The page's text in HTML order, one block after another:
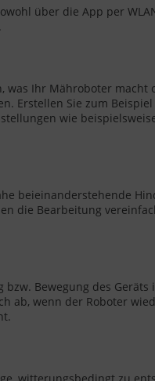
über die App per
was Ihr Mähroboter
Erstellen Sie zum
wie
beieinanderstehende
die Bearbeitung
bzw. Bewegung des
ab, wenn der Roboter